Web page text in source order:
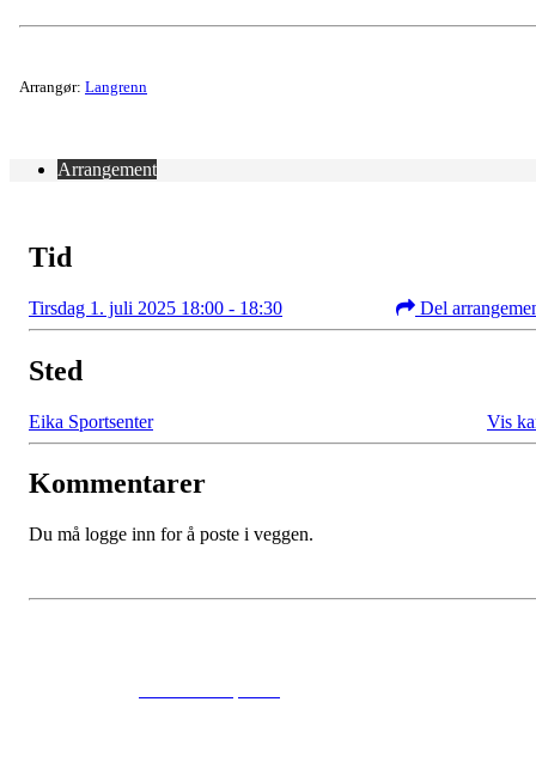
Arrangør: Langrenn
Arrangement
Tid
Tirsdag 1. juli 2025 18:00 - 18:30 Del
Sted
Eika Sportsenter Vis
Kommentarer
Du må logge inn for å poste i veggen.